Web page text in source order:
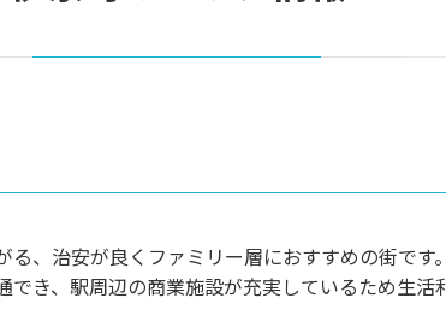
、治安が良くファミリー層におすすめの街です。
き、駅周辺の商業施設が充実しているため生